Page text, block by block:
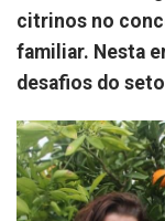
citrinos no
familiar. Nesta
desafios do